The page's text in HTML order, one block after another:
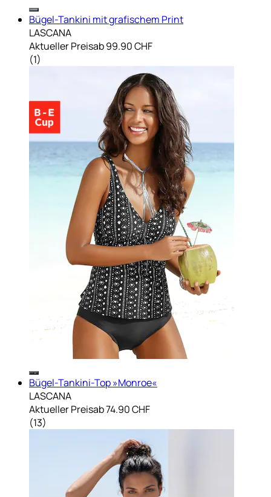
Bügel-Tankini mit grafischem Print
LASCANA
Aktueller Preisab99.90 CHF
(1)
Bügel-Tankini-Top »Monroe«
LASCANA
Aktueller Preisab74.90 CHF
(13)